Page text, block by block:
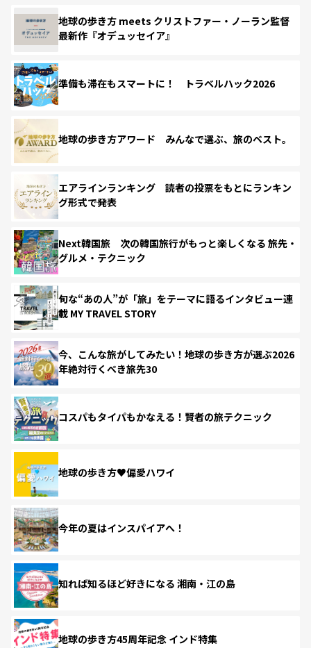
地球の歩き方 meets クリストファー・ノーラン監督
最新作『オデュッセイア』
準備も滞在もスマートに！ トラベルハック2026
地球の歩き方アワード みんなで選ぶ、旅のベスト。
エアラインランキング 読者の投票をもとにランキン
グ形式で発表
Next韓国旅 次の韓国旅行がもっと楽しくなる 旅先・
グルメ・テクニック
旬な“あの人”が「旅」をテーマに語るインタビュー連
載 MY TRAVEL STORY
今、こんな旅がしてみたい！地球の歩き方が選ぶ2026
年絶対行くべき旅先30
コスパもタイパもかなえる！賢者の旅テクニック
地球の歩き方♥偏愛ハワイ
今年の夏はインスパイアへ！
知れば知るほど好きになる 湘南・江の島
地球の歩き方45周年記念 インド特集